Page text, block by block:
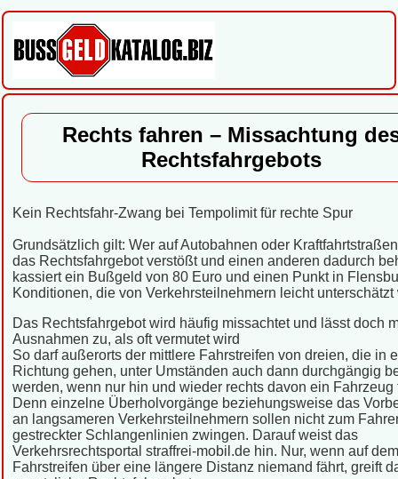
Rechts fahren – Missachtung
Rechtsfahrgebots
Kein Rechtsfahr-Zwang bei Tempolimit für rechte Spur
Grundsätzlich gilt: Wer auf Autobahnen oder
das Rechtsfahrgebot verstößt und einen anderen dadurch
kassiert ein Bußgeld von 80 Euro und einen Punkt in
Konditionen, die von Verkehrsteilnehmern leicht unterschätzt
Das Rechtsfahrgebot wird häufig missachtet und lässt doch
Ausnahmen zu, als oft vermutet wird
So darf außerorts der mittlere Fahrstreifen von dreien, die in
Richtung gehen, unter Umständen auch dann durchgängig
werden, wenn nur hin und wieder rechts davon ein Fahrzeug
Denn einzelne Überholvorgänge beziehungsweise das
an langsameren Verkehrsteilnehmern sollen nicht zum
gestreckter Schlangenlinien zwingen. Darauf weist das
Verkehrsrechtsportal straffrei-mobil.de hin. Nur, wenn auf
Fahrstreifen über eine längere Distanz niemand fährt, greift